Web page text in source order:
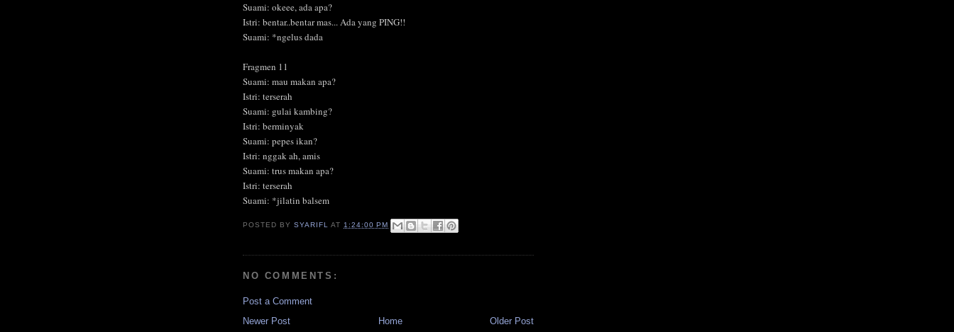
Suami: okeee, ada apa?
Istri: bentar..bentar mas... Ada yang PING!!
Suami: *ngelus dada
Fragmen 11
Suami: mau makan apa?
Istri: terserah
Suami: gulai kambing?
Istri: berminyak
Suami: pepes ikan?
Istri: nggak ah, amis
Suami: trus makan apa?
Istri: terserah
Suami: *jilatin balsem
POSTED BYSYARIFL AT 1:24:00 PM
NO COMMENTS:
Post a Comment
Newer Post
Older Post
Home